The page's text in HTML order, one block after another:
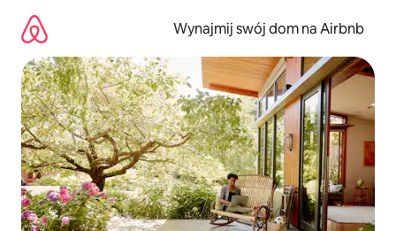
treści
Wynajmij swój dom na Airbnb